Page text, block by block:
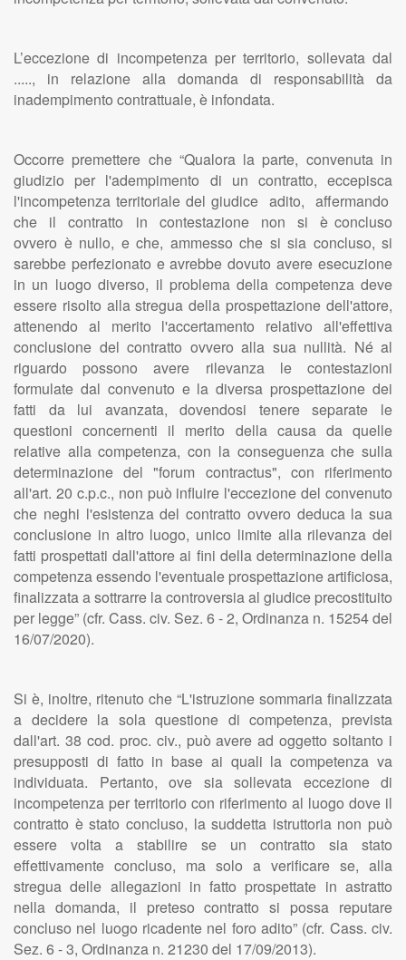
L’eccezione di incompetenza per territorio, sollevata dal
....., in relazione alla domanda di responsabilità da
inadempimento contrattuale, è infondata.
Occorre premettere che “Qualora la parte, convenuta in
giudizio per l'adempimento di un contratto, eccepisca
l'incompetenza territoriale del giudice adito, affermando
che il contratto in contestazione non si è concluso
ovvero è nullo, e che, ammesso che si sia concluso, si
sarebbe perfezionato e avrebbe dovuto avere esecuzione
in un luogo diverso, il problema della competenza deve
essere risolto alla stregua della prospettazione dell'attore,
attenendo al merito l'accertamento relativo all'effettiva
conclusione del contratto ovvero alla sua nullità. Né al
riguardo possono avere rilevanza le contestazioni
formulate dal convenuto e la diversa prospettazione dei
fatti da lui avanzata, dovendosi tenere separate le
questioni concernenti il merito della causa da quelle
relative alla competenza, con la conseguenza che sulla
determinazione del "forum contractus", con riferimento
all'art. 20 c.p.c., non può influire l'eccezione del convenuto
che neghi l'esistenza del contratto ovvero deduca la sua
conclusione in altro luogo, unico limite alla rilevanza dei
fatti prospettati dall'attore ai fini della determinazione della
competenza essendo l'eventuale prospettazione artificiosa,
finalizzata a sottrarre la controversia al giudice precostituito
per legge” (cfr. Cass. civ. Sez. 6 - 2, Ordinanza n. 15254 del
16/07/2020).
Si è, inoltre, ritenuto che “L'istruzione sommaria finalizzata
a decidere la sola questione di competenza, prevista
dall'art. 38 cod. proc. civ., può avere ad oggetto soltanto i
presupposti di fatto in base ai quali la competenza va
individuata. Pertanto, ove sia sollevata eccezione di
incompetenza per territorio con riferimento al luogo dove il
contratto è stato concluso, la suddetta istruttoria non può
essere volta a stabilire se un contratto sia stato
effettivamente concluso, ma solo a verificare se, alla
stregua delle allegazioni in fatto prospettate in astratto
nella domanda, il preteso contratto si possa reputare
concluso nel luogo ricadente nel foro adito” (cfr. Cass. civ.
Sez. 6 - 3, Ordinanza n. 21230 del 17/09/2013).